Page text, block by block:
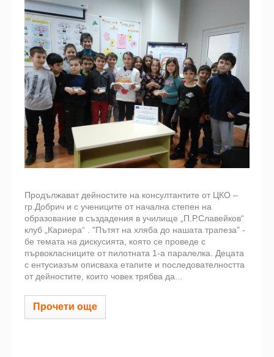
Продължават дейностите на консултантите от ЦКО –
гр.Добрич и с учениците от начална степен на
образование в създадения в училище „П.Р.Славейков“
клуб „Кариера“ . "Пътят на хляба до нашата трапеза" -
бе темата на дискусията, която се проведе с
първокласниците от пилотната 1-а паралелка. Децата
с ентусиазъм описваха етапите и последователността
от дейностите, които човек трябва да...
Прочети още